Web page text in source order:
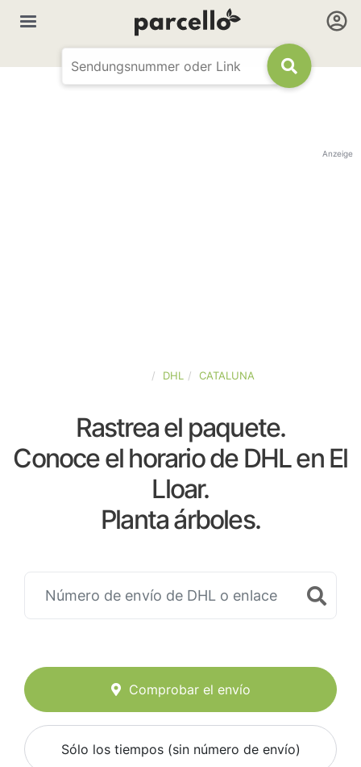
Anzeige
DHL CATALUNA
Rastrea el paquete.
Conoce el horario de DHL en El
Lloar.
Planta árboles.
Comprobar el envío
Sólo los tiempos (sin número de envío)